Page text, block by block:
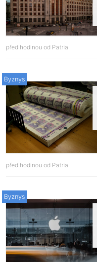
před hodinou od Patria
Byznys
před hodinou od Patria
Byznys